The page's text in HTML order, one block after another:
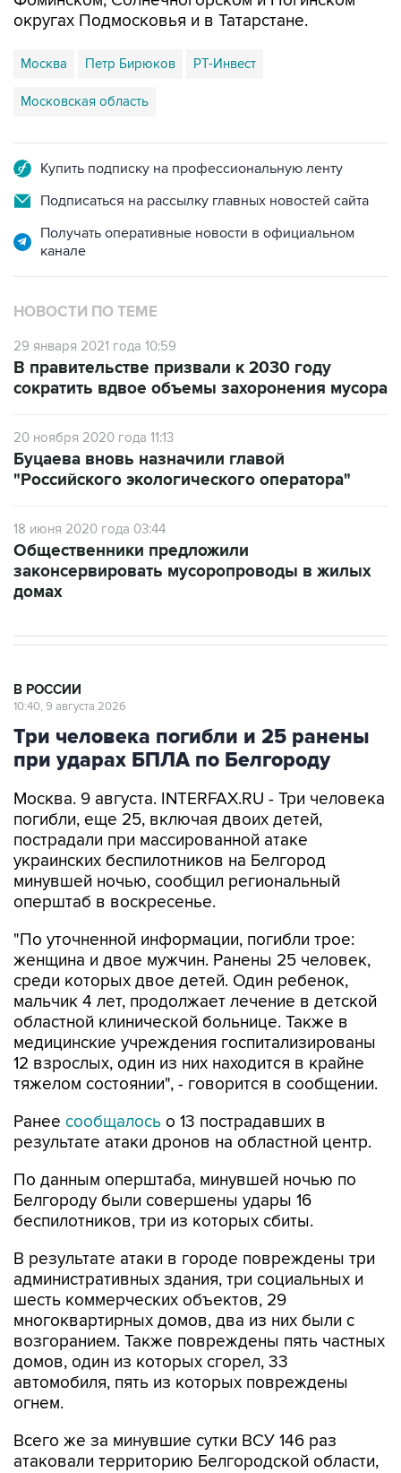
округах Подмосковья и в Татарстане.
Москва Петр Бирюков РТ-Инвест
Московская область
Купить подписку на профессиональную ленту
Подписаться на рассылку главных новостей сайта
Получать оперативные новости в официальном
канале
НОВОСТИ ПО ТЕМЕ
29 января 2021 года 10:59
В правительстве призвали к 2030 году
сократить вдвое объемы захоронения мусора
20 ноября 2020 года 11:13
Буцаева вновь назначили главой
"Российского экологического оператора"
18 июня 2020 года 03:44
Общественники предложили
законсервировать мусоропроводы в жилых
домах
В РОССИИ
10:40, 9 августа 2026
Три человека погибли и 25 ранены
при ударах БПЛА по Белгороду
Москва. 9 августа. INTERFAX.RU - Три человека
погибли, еще 25, включая двоих детей,
пострадали при массированной атаке
украинских беспилотников на Белгород
минувшей ночью, сообщил региональный
оперштаб в воскресенье.
"По уточненной информации, погибли трое:
женщина и двое мужчин. Ранены 25 человек,
среди которых двое детей. Один ребенок,
мальчик 4 лет, продолжает лечение в детской
областной клинической больнице. Также в
медицинские учреждения госпитализированы
12 взрослых, один из них находится в крайне
тяжелом состоянии", - говорится в сообщении.
Ранее сообщалось о 13 пострадавших в
результате атаки дронов на областной центр.
По данным оперштаба, минувшей ночью по
Белгороду были совершены удары 16
беспилотников, три из которых сбиты.
В результате атаки в городе повреждены три
административных здания, три социальных и
шесть коммерческих объектов, 29
многоквартирных домов, два из них были с
возгоранием. Также повреждены пять частных
домов, один из которых сгорел, 33
автомобиля, пять из которых повреждены
огнем.
Всего же за минувшие сутки ВСУ 146 раз
атаковали территорию Белгородской области,